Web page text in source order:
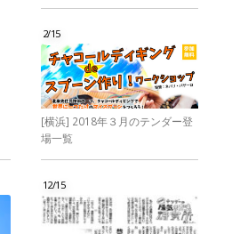
2/15
[横浜] 2018年３月のテンダー登
場一覧
12/15